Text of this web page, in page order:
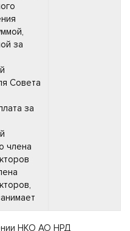
за
Совета
за
члена
НКО АО НРД